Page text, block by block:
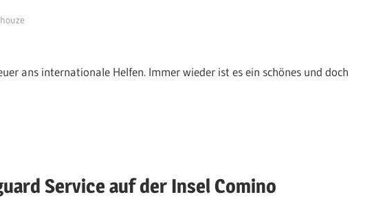
ans internationale Helfen. Immer wieder ist es ein schönes und doch
Service auf der Insel Comino